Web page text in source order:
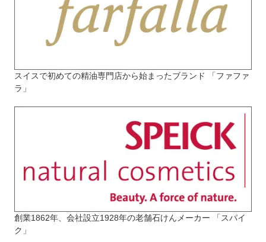
スイスで初めての精油専門店から始まったブランド 「ファファ
ラ」
創業1862年、会社設立1928年の老舗石けんメーカー 「スパイ
ク」